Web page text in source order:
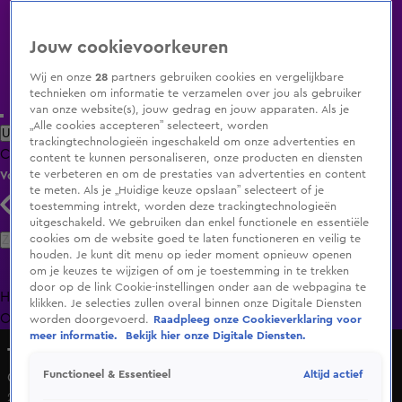
Uitzending Gemist Populaire programma's Zenders Genres
ClipsFilmsRadioSmart TV inlogShop
Volg KIJK
Zoeken
HomeUitzending Gemist Programma's De Bondgenoten
OranjezomerLivestreamsShop
The Tribute: Battle of the Bands
Child Of Destiny – Independent Woman
27 dec 2025, 19:59
Jouw cookievoorkeuren
Wij en onze28 partners gebruiken cookies en vergelijkbare
technieken om informatie te verzamelen over jou als gebruiker
van onze website(s), jouw gedrag en jouw apparaten. Als je
„Alle cookies accepteren” selecteert, worden
trackingtechnologieën ingeschakeld om onze advertenties en
content te kunnen personaliseren, onze producten en diensten
te verbeteren en om de prestaties van advertenties en content
te meten. Als je „Huidige keuze opslaan” selecteert of je
toestemming intrekt, worden deze trackingtechnologieën
uitgeschakeld. We gebruiken dan enkel functionele en essentiële
cookies om de website goed te laten functioneren en veilig te
houden. Je kunt dit menu op ieder moment opnieuw openen
om je keuzes te wijzigen of om je toestemming in te trekken
door op de link Cookie-instellingen onder aan de webpagina te
klikken. Je selecties zullen overal binnen onze Digitale Diensten
worden doorgevoerd.
Raadpleeg onze Cookieverklaring voor
meer informatie.
Bekijk hier onze Digitale Diensten.
Functioneel & Essentieel Altijd actief